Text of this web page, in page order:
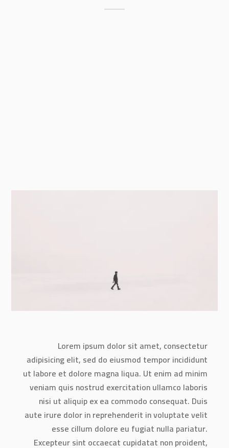
Lorem ipsum dolor sit amet, consectetur
adipisicing elit, sed do eiusmod tempor incididunt
ut labore et dolore magna liqua. Ut enim ad minim
veniam quis nostrud exercitation ullamco laboris
nisi ut aliquip ex ea commodo consequat. Duis
aute irure dolor in reprehenderit in voluptate velit
esse cillum dolore eu fugiat nulla pariatur.
Excepteur sint occaecat cupidatat non proident,